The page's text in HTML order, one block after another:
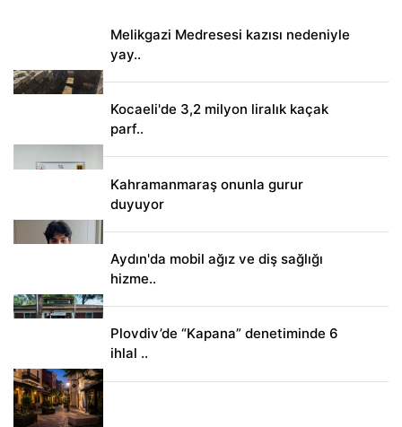
Melikgazi Medresesi kazısı nedeniyle
yay..
Kocaeli'de 3,2 milyon liralık kaçak
parf..
Kahramanmaraş onunla gurur
duyuyor
Aydın'da mobil ağız ve diş sağlığı
hizme..
Plovdiv’de “Kapana” denetiminde 6
ihlal ..